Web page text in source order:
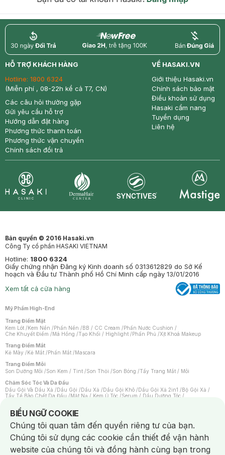
return nowfree price
HỖ TRỢ KHÁCH HÀNG
Hotline: 1800 6324
(Miễn phí , 08-22h kể cả T7, CN)
Các câu hỏi thường gặp
Gửi yêu cầu hỗ trợ
Hướng dẫn đặt hàng
Phương thức thanh toán
Phương thức vận chuyển
Chính sách đổi trả
VỀ HASAKI.VN
Giới thiệu Hasaki.vn
Chính sách bảo mật
Điều khoản sử dụng
Hasaki cẩm nang
Tuyển dụng
Liên hệ
Bản quyền © 2016 Hasaki.vn
Công Ty cổ phần HASAKI VIETNAM
Hotline: 1800 6324
Giấy chứng nhận Đăng ký Kinh doanh số 0313612829 do Sở Kế
hoạch và Đầu tư Thành phố Hồ Chí Minh cấp ngày 13/01/2016
Xem tất cả cửa hàng
Mỹ Phẩm High-End
Trang Điểm Mặt
Kem Lót /Kem Nền /Phấn Nền /BB / CC Cream /Phấn Nước Cushion /
Che Khuyết Điểm /Má Hồng /Tạo Khối / Highlight /Phấn Phủ /Xịt Khoá Makeup
Trang Điểm Mắt
Kẻ Mày /Kẻ Mắt /Phấn Mắt /Mascara
Trang Điểm Môi
Son Dưỡng Môi /Son Kem / Tint /Son Thỏi /Son Bóng /Tẩy Trang Mắt / Môi
Chăm Sóc Tóc Và Da Đầu
Dầu Gội Và Dầu Xả /Dầu Gội /Dầu Xả /Dầu Gội Khô /Dầu Gội Xả 2in1 /Bộ Gội Xả /
Tẩy Tế Bào Chết Da Đầu /Mặt Nạ / Kem Ủ Tóc /Serum / Dầu Dưỡng Tóc /
Máy Sấy Tóc
Lược
Kem Tẩy Lông/Dụng Cụ Tẩy Lông
Nước Hoa
Nước Hoa Nam Nước Hoa Cao Cấp Xịt Thơm Toàn Thân
Nước Hoa Vùng Kín
BIỂU NGỮ COOKIE
Notice about cookies usage
Chúng tôi quan tâm đến quyền riêng tư của bạn.
Chúng tôi sử dụng các cookie cần thiết để vận hành
website của chúng tôi và đồng hành cùng bạn trong